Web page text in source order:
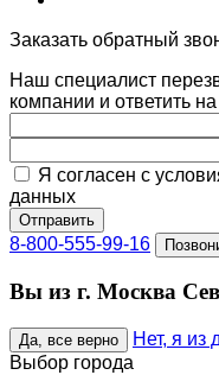
Заказать обратный
Наш специалист
компании и ответить
Я согласен с
данных
Отправить
8-800-555-99-16
Вы из г. Москва
Да, все верно
Нет, я из
Выбор города